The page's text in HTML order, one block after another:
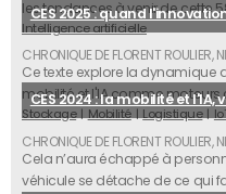
CES 2025 : quand
les tendances à venir de cette
Intelligence artificielle
CES 2024 : la mobilité et
Ce texte explore la dynamique
mobilité et l'IA comme moteurs
Stockage
Mobilité Logistique
Cela n’aura échappé à
véhicule se détache de ce qui